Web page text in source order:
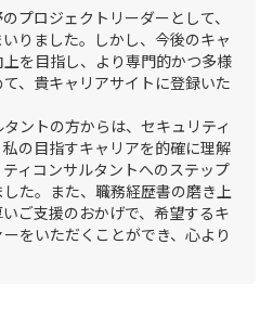
プロジェクトリーダーとして、
りました。しかし、今後のキャ
を目指し、より専門的かつ多様
、貴キャリアサイトに登録いた
ントの方からは、セキュリティ
の目指すキャリアを的確に理解
ィコンサルタントへのステップ
た。また、職務経歴書の磨き上
ご支援のおかげで、希望するキ
をいただくことができ、心より